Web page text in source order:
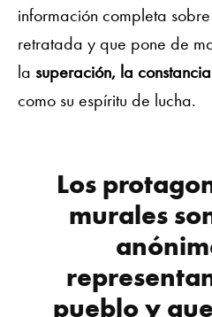
información completa
retratada y que pone de
la superación, la
como su espíritu de lucha.
Los
murales
pueblo y